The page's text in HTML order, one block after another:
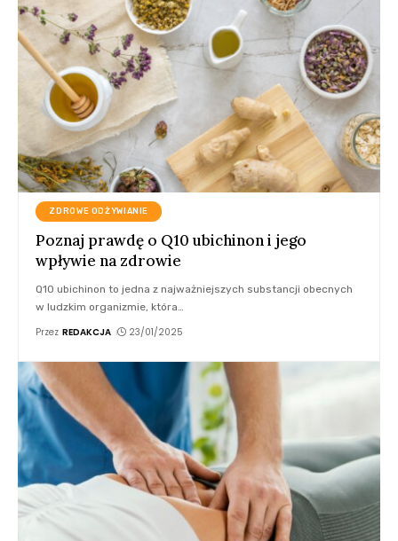
ZDROWE ODŻYWIANIE
Poznaj prawdę o Q10 ubichinon i jego
wpływie na zdrowie
Q10 ubichinon to jedna z najważniejszych substancji obecnych
w ludzkim organizmie, która…
Przez REDAKCJA 23/01/2025